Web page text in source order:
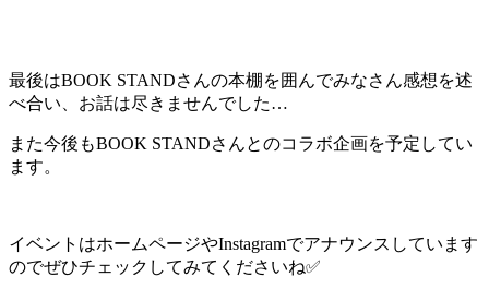
最後はBOOK STANDさんの本棚を囲んでみなさん感想を述
べ合い、お話は尽きませんでした…
また今後もBOOK STANDさんとのコラボ企画を予定してい
ます。
イベントはホームページやInstagramでアナウンスしています
のでぜひチェックしてみてくださいね✅